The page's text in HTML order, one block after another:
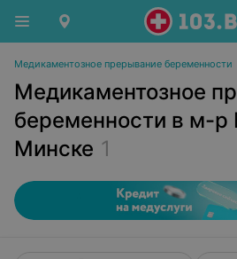
Медикаментозное прерывание беременности
Медикаментозное
беременности в м-р
Минске 1